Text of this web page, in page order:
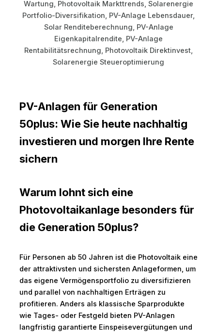
PV-Anlagen für Generation
50plus: Wie Sie heute nachhaltig
investieren und morgen Ihre Rente
sichern
Warum lohnt sich eine
Photovoltaikanlage besonders für
die Generation 50plus?
Für Personen ab 50 Jahren ist die Photovoltaik eine
der attraktivsten und sichersten Anlageformen, um
das eigene Vermögensportfolio zu diversifizieren
und parallel von nachhaltigen Erträgen zu
profitieren. Anders als klassische Sparprodukte
wie Tages- oder Festgeld bieten PV-Anlagen
langfristig garantierte Einspeisevergütungen und